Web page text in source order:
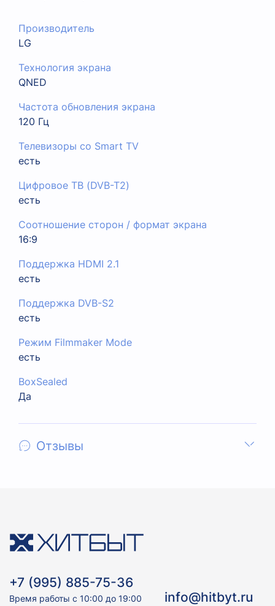
Производитель
LG
Технология экрана
QNED
Частота обновления экрана
120 Гц
Телевизоры со Smart TV
есть
Цифровое ТВ (DVB-T2)
есть
Соотношение сторон / формат экрана
16:9
Поддержка HDMI 2.1
есть
Поддержка DVB-S2
есть
Режим Filmmaker Mode
есть
BoxSealed
Да
Отзывы
+7 (995) 885-75-36
Время работы с 10:00 до 19:00 info@hitbyt.ru